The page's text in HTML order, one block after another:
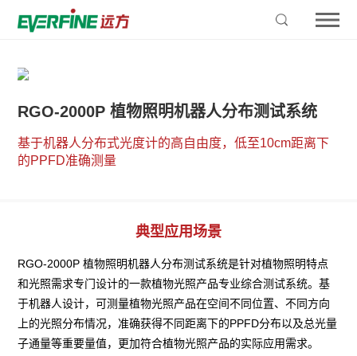
RGO-2000P 植物照明机器人分布测试系统
基于机器人分布式光度计的高自由度，低至10cm距离下
的PPFD准确测量
典型应用场景
RGO-2000P 植物照明机器人分布测试系统是针对植物照明特点
和光照需求专门设计的一款植物光照产品专业综合测试系统。基
于机器人设计，可测量植物光照产品在空间不同位置、不同方向
上的光照分布情况，准确获得不同距离下的PPFD分布以及总光量
子通量等重要量值，更加符合植物光照产品的实际应用需求。